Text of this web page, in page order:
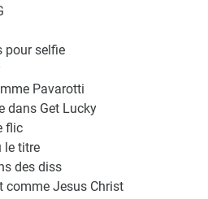
pour selfie
Pavarotti
dans Get Lucky
flic
le titre
des diss
comme Jesus Christ